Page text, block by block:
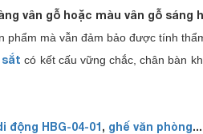
vân gỗ hoặc màu vân gỗ sáng
mà vẫn đảm bảo được tính
sắt có kết cấu vững chắc, chân bàn
động HBG-04-01, ghế văn phòng...